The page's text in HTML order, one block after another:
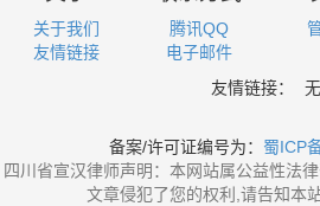
关于我们
友情链接
腾讯QQ
电子邮件
友情链接： 无
备案/许可证编号为： 蜀ICP
四川省宣汉律师声明：本网站属公益性法
文章侵犯了您的权利,请告知本